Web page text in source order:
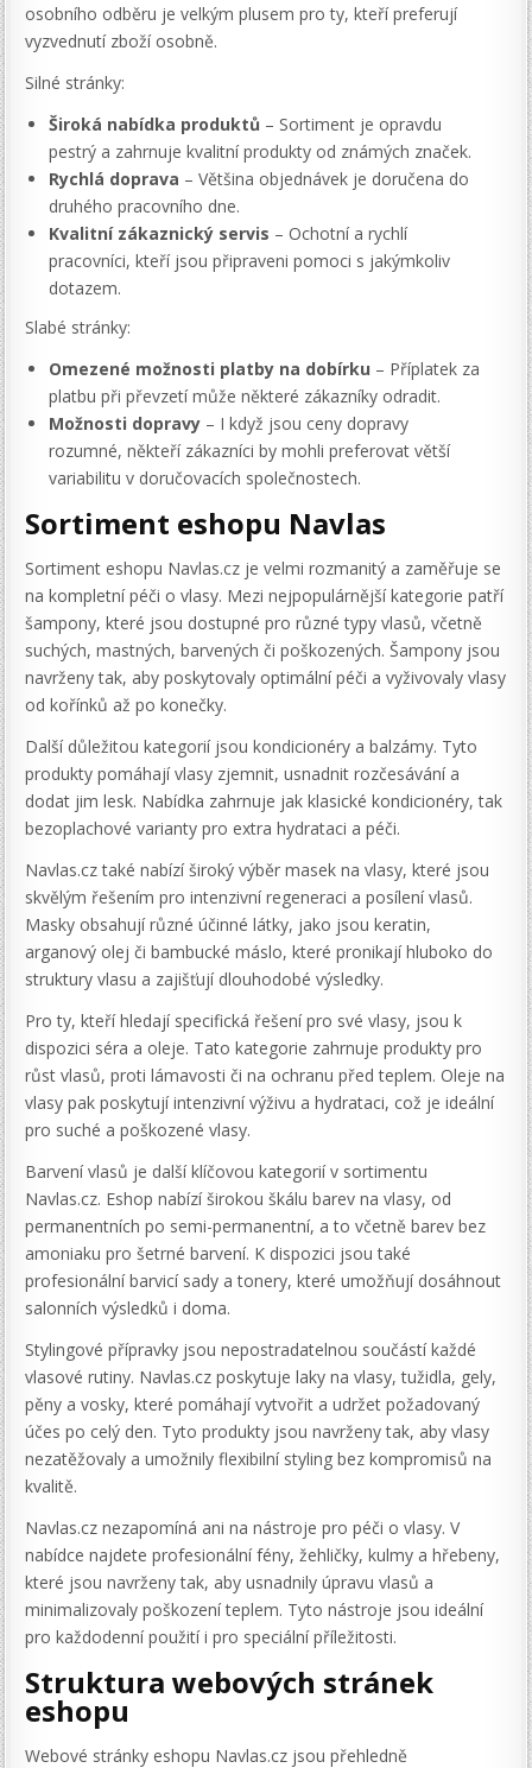
osobního odběru je velkým plusem pro ty, kteří preferují
vyzvednutí zboží osobně.
Silné stránky:
Široká nabídka produktů – Sortiment je opravdu
pestrý a zahrnuje kvalitní produkty od známých značek.
Rychlá doprava – Většina objednávek je doručena do
druhého pracovního dne.
Kvalitní zákaznický servis – Ochotní a rychlí
pracovníci, kteří jsou připraveni pomoci s jakýmkoliv
dotazem.
Slabé stránky:
Omezené možnosti platby na dobírku – Příplatek za
platbu při převzetí může některé zákazníky odradit.
Možnosti dopravy – I když jsou ceny dopravy
rozumné, někteří zákazníci by mohli preferovat větší
variabilitu v doručovacích společnostech.
Sortiment eshopu Navlas
Sortiment eshopu Navlas.cz je velmi rozmanitý a zaměřuje se
na kompletní péči o vlasy. Mezi nejpopulárnější kategorie patří
šampony, které jsou dostupné pro různé typy vlasů, včetně
suchých, mastných, barvených či poškozených. Šampony jsou
navrženy tak, aby poskytovaly optimální péči a vyživovaly vlasy
od kořínků až po konečky.
Další důležitou kategorií jsou kondicionéry a balzámy. Tyto
produkty pomáhají vlasy zjemnit, usnadnit rozčesávání a
dodat jim lesk. Nabídka zahrnuje jak klasické kondicionéry, tak
bezoplachové varianty pro extra hydrataci a péči.
Navlas.cz také nabízí široký výběr masek na vlasy, které jsou
skvělým řešením pro intenzivní regeneraci a posílení vlasů.
Masky obsahují různé účinné látky, jako jsou keratin,
arganový olej či bambucké máslo, které pronikají hluboko do
struktury vlasu a zajišťují dlouhodobé výsledky.
Pro ty, kteří hledají specifická řešení pro své vlasy, jsou k
dispozici séra a oleje. Tato kategorie zahrnuje produkty pro
růst vlasů, proti lámavosti či na ochranu před teplem. Oleje na
vlasy pak poskytují intenzivní výživu a hydrataci, což je ideální
pro suché a poškozené vlasy.
Barvení vlasů je další klíčovou kategorií v sortimentu
Navlas.cz. Eshop nabízí širokou škálu barev na vlasy, od
permanentních po semi-permanentní, a to včetně barev bez
amoniaku pro šetrné barvení. K dispozici jsou také
profesionální barvicí sady a tonery, které umožňují dosáhnout
salonních výsledků i doma.
Stylingové přípravky jsou nepostradatelnou součástí každé
vlasové rutiny. Navlas.cz poskytuje laky na vlasy, tužidla, gely,
pěny a vosky, které pomáhají vytvořit a udržet požadovaný
účes po celý den. Tyto produkty jsou navrženy tak, aby vlasy
nezatěžovaly a umožnily flexibilní styling bez kompromisů na
kvalitě.
Navlas.cz nezapomíná ani na nástroje pro péči o vlasy. V
nabídce najdete profesionální fény, žehličky, kulmy a hřebeny,
které jsou navrženy tak, aby usnadnily úpravu vlasů a
minimalizovaly poškození teplem. Tyto nástroje jsou ideální
pro každodenní použití i pro speciální příležitosti.
Struktura webových stránek
eshopu
Webové stránky eshopu Navlas.cz jsou přehledně